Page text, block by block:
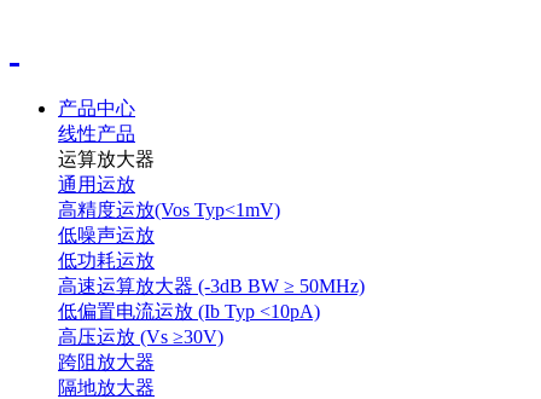
产品中心
线性产品
运算放大器
通用运放
高精度运放(Vos Typ<1mV)
低噪声运放
低功耗运放
高速运算放大器 (-3dB BW ≥ 50MHz)
低偏置电流运放 (Ib Typ <10pA)
高压运放 (Vs ≥30V)
跨阻放大器
隔地放大器